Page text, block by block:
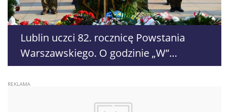
Lublin uczci 82. rocznicę Powstania
Warszawskiego. O godzinie „W”
zabrzmią syreny